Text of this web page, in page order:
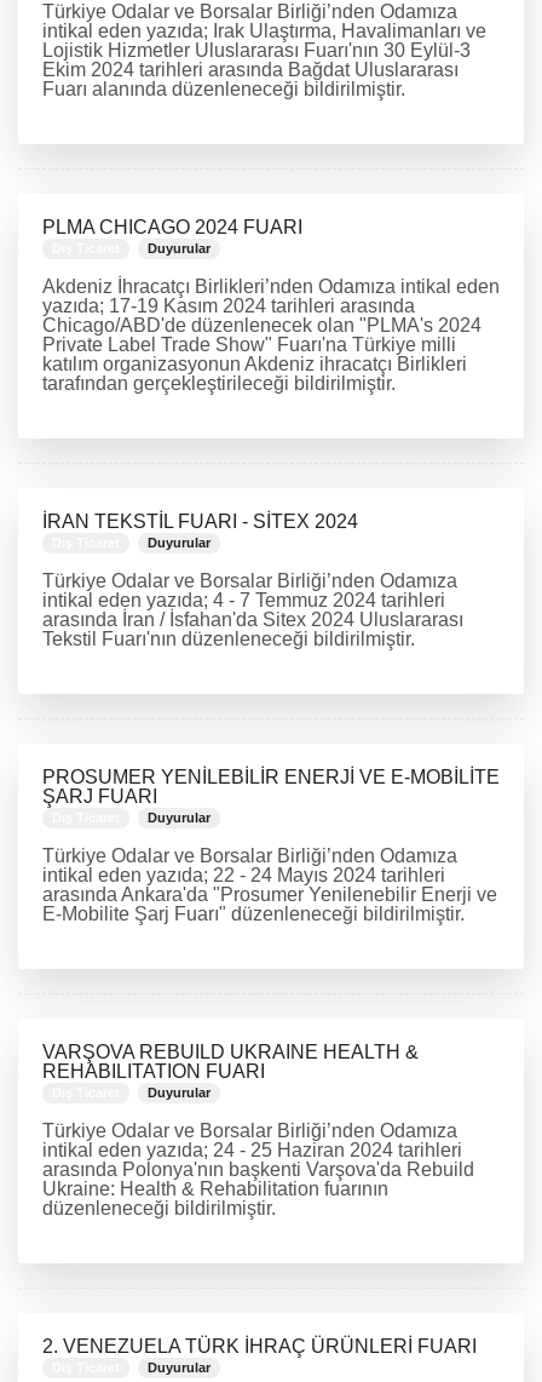
Türkiye Odalar ve Borsalar Birliği’nden Odamıza
intikal eden yazıda; Irak Ulaştırma, Havalimanları ve
Lojistik Hizmetler Uluslararası Fuarı'nın 30 Eylül-3
Ekim 2024 tarihleri arasında Bağdat Uluslararası
Fuarı alanında düzenleneceği bildirilmiştir.
PLMA CHICAGO 2024 FUARI
Duyurular
Akdeniz İhracatçı Birlikleri’nden Odamıza intikal eden
yazıda; 17-19 Kasım 2024 tarihleri arasında
Chicago/ABD'de düzenlenecek olan "PLMA's 2024
Private Label Trade Show" Fuarı'na Türkiye milli
katılım organizasyonun Akdeniz ihracatçı Birlikleri
tarafından gerçekleştirileceği bildirilmiştir.
İRAN TEKSTİL FUARI - SİTEX 2024
Duyurular
Türkiye Odalar ve Borsalar Birliği’nden Odamıza
intikal eden yazıda; 4 - 7 Temmuz 2024 tarihleri
arasında İran / İsfahan'da Sitex 2024 Uluslararası
Tekstil Fuarı'nın düzenleneceği bildirilmiştir.
PROSUMER YENİLEBİLİR ENERJİ VE E-MOBİLİTE
ŞARJ FUARI
Duyurular
Türkiye Odalar ve Borsalar Birliği’nden Odamıza
intikal eden yazıda; 22 - 24 Mayıs 2024 tarihleri
arasında Ankara'da "Prosumer Yenilenebilir Enerji ve
E-Mobilite Şarj Fuarı" düzenleneceği bildirilmiştir.
VARŞOVA REBUILD UKRAINE HEALTH &
REHABILITATION FUARI
Duyurular
Türkiye Odalar ve Borsalar Birliği’nden Odamıza
intikal eden yazıda; 24 - 25 Haziran 2024 tarihleri
arasında Polonya'nın başkenti Varşova'da Rebuild
Ukraine: Health & Rehabilitation fuarının
düzenleneceği bildirilmiştir.
2. VENEZUELA TÜRK İHRAÇ ÜRÜNLERİ FUARI
Duyurular